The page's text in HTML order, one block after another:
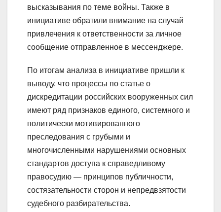
высказывания по теме войны. Также в
инициативе обратили внимание на случай
привлечения к ответственности за личное
сообщение отправленное в мессенджере.
По итогам анализа в инициативе пришли к
выводу, что процессы по статье о
дискредитации российских вооруженных сил
имеют ряд признаков единого, системного и
политически мотивированного
преследования с грубыми и
многочисленными нарушениями основных
стандартов доступа к справедливому
правосудию — принципов публичности,
состязательности сторон и непредвзятости
судебного разбирательства.